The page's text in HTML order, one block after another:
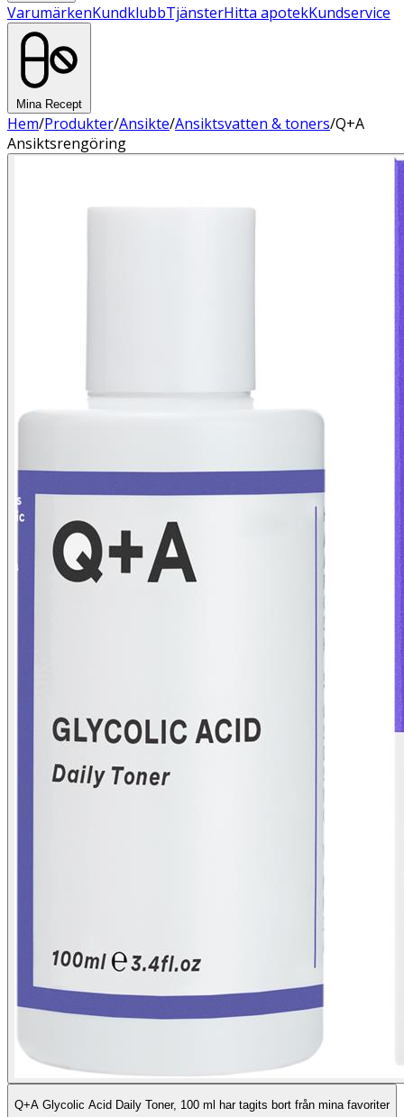
VarumärkenKundklubbTjänsterHitta apotekKundservice
Mina Recept
Hem/Produkter/Ansikte/Ansiktsvatten & toners/Q+A
Ansiktsrengöring
Q+A Glycolic Acid Daily Toner, 100 ml har tagits bort från mina favoriter